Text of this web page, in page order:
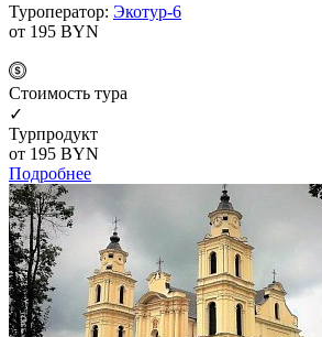
Туроператор: Экотур-6
от 195 BYN
Cтоимость тура
✓
Турпродукт
от 195 BYN
Подробнее